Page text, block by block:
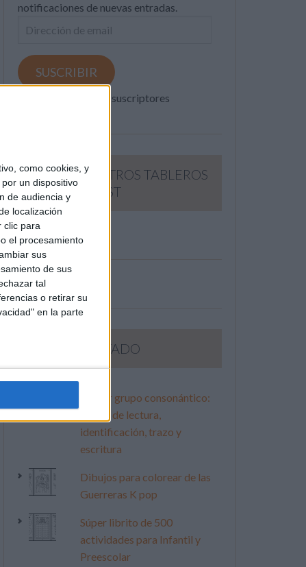
como cookies, y
un dispositivo
de audiencia y
localización
clic para
el procesamiento
sus
de sus
tal
o retirar su
en la parte
notificaciones de nuevas entradas.
Dirección
email
SUSCRIBIR
Únete a otros 371K suscriptores
SIGUE NUESTROS TABLEROS
EN PINTEREST
LO MÁS VISITADO
Primer grupo consonántico:
Fichas de lectura,
identificación, trazo y
escritura
Dibujos para colorear de las
Guerreras K pop
Súper librito de 500
actividades para Infantil y
Preescolar